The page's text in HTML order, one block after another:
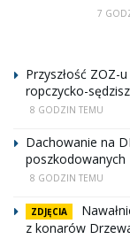
7
Przyszłość ZOZ-
ropczycko-
8 GODZIN TEMU
Dachowanie na
poszkodowanych
8 GODZIN TEMU
ZDJĘCIA
z konarów